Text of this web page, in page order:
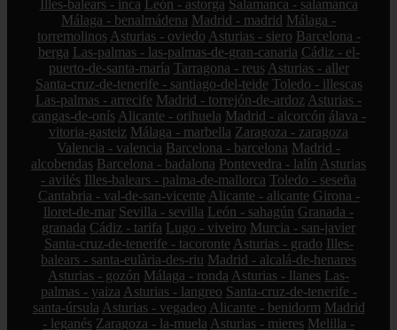
Illes-balears - inca León - astorga Salamanca - salamanca
Málaga - benalmádena Madrid - madrid Málaga -
torremolinos Asturias - oviedo Asturias - siero Barcelona -
berga Las-palmas - las-palmas-de-gran-canaria Cádiz - el-
puerto-de-santa-maría Tarragona - reus Asturias - aller
Santa-cruz-de-tenerife - santiago-del-teide Toledo - illescas
Las-palmas - arrecife Madrid - torrejón-de-ardoz Asturias -
cangas-de-onís Alicante - orihuela Madrid - alcorcón álava -
vitoria-gasteiz Málaga - marbella Zaragoza - zaragoza
Valencia - valencia Barcelona - barcelona Madrid -
alcobendas Barcelona - badalona Pontevedra - lalín Asturias
- avilés Illes-balears - palma-de-mallorca Toledo - seseña
Cantabria - val-de-san-vicente Alicante - alicante Girona -
lloret-de-mar Sevilla - sevilla León - sahagún Granada -
granada Cádiz - tarifa Lugo - viveiro Murcia - san-javier
Santa-cruz-de-tenerife - tacoronte Asturias - grado Illes-
balears - santa-eulària-des-riu Madrid - alcalá-de-henares
Asturias - gozón Málaga - ronda Asturias - llanes Las-
palmas - yaiza Asturias - langreo Santa-cruz-de-tenerife -
santa-úrsula Asturias - vegadeo Alicante - benidorm Madrid
- leganés Zaragoza - la-muela Asturias - mieres Melilla -